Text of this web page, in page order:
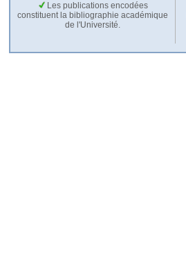
Les publications encodées
constituent la bibliographie académique
de l'Université.